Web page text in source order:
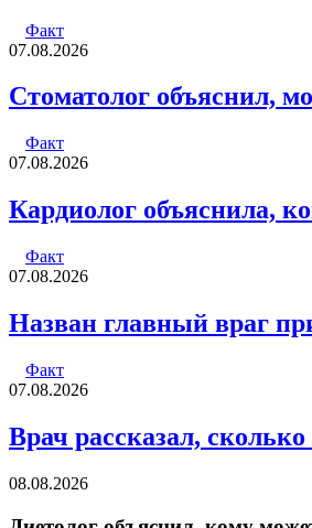
Факт
07.08.2026
Стоматолог объяснил,
Факт
07.08.2026
Кардиолог объяснила,
Факт
07.08.2026
Назван главный враг
Факт
07.08.2026
Врач рассказал,
08.08.2026